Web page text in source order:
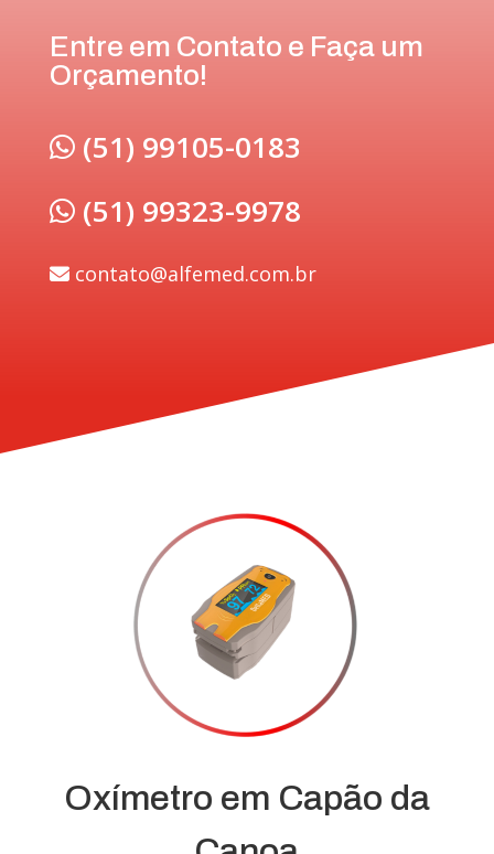
Entre em Contato e Faça um
Orçamento!
(51) 99105-0183
(51) 99323-9978
contato@alfemed.com.br
Oxímetro em Capão da